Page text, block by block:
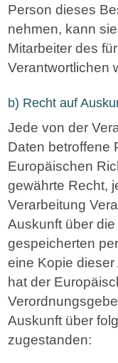
Person dieses
nehmen, kann
Mitarbeiter des
Verantwortlichen
b) Recht auf
Jede von der
Daten betroffene
Europäischen
gewährte Recht,
Verarbeitung
Auskunft über
gespeicherten
eine Kopie
hat der
Auskunft über
zugestanden: